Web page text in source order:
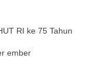
RI ke 75 Tahun
ember